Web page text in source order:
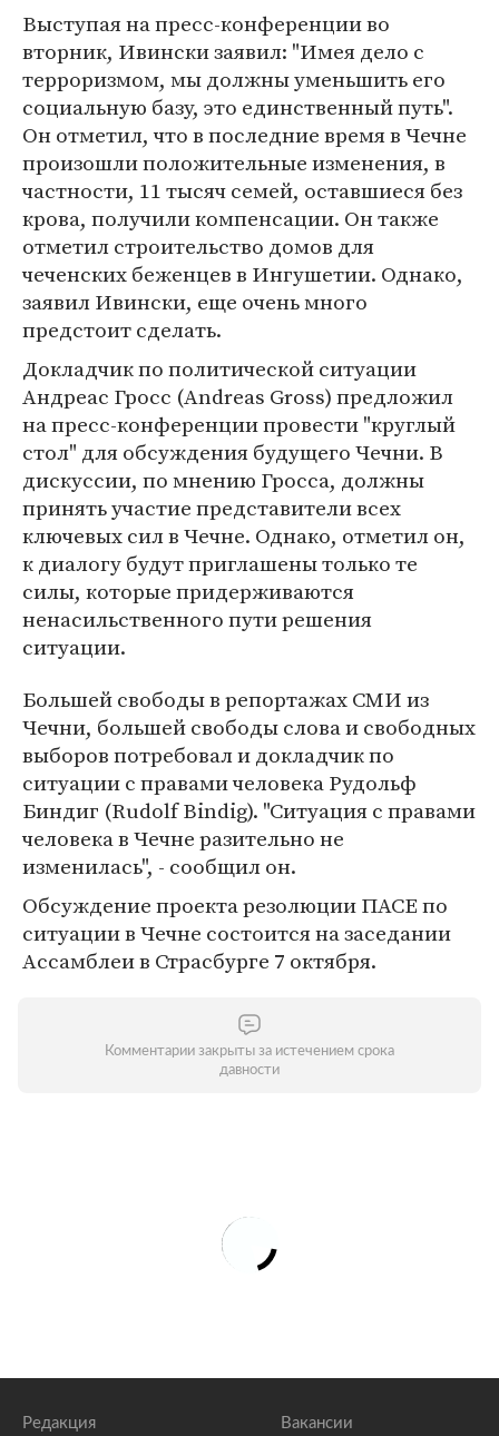
Выступая на пресс-конференции во
вторник, Ивински заявил: "Имея дело с
терроризмом, мы должны уменьшить его
социальную базу, это единственный путь".
Он отметил, что в последние время в Чечне
произошли положительные изменения, в
частности, 11 тысяч семей, оставшиеся без
крова, получили компенсации. Он также
отметил строительство домов для
чеченских беженцев в Ингушетии. Однако,
заявил Ивински, еще очень много
предстоит сделать.
Докладчик по политической ситуации
Андреас Гросс (Andreas Gross) предложил
на пресс-конференции провести "круглый
стол" для обсуждения будущего Чечни. В
дискуссии, по мнению Гросса, должны
принять участие представители всех
ключевых сил в Чечне. Однако, отметил он,
к диалогу будут приглашены только те
силы, которые придерживаются
ненасильственного пути решения
ситуации.
Большей свободы в репортажах СМИ из
Чечни, большей свободы слова и свободных
выборов потребовал и докладчик по
ситуации с правами человека Рудольф
Биндиг (Rudolf Bindig). "Ситуация с правами
человека в Чечне разительно не
изменилась", - сообщил он.
Обсуждение проекта резолюции ПАСЕ по
ситуации в Чечне состоится на заседании
Ассамблеи в Страсбурге 7 октября.
Комментарии закрыты за истечением срока
давности
Редакция Вакансии